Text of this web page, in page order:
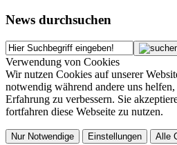
News durchsuchen
Verwendung von Cookies
Wir nutzen Cookies auf unserer
notwendig während andere uns
Erfahrung zu verbessern. Sie
fortfahren diese Webseite zu nutzen.
Nur Notwendige Einstellungen Alle